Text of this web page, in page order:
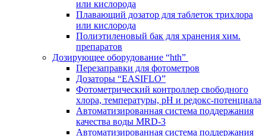
или кислорода
Плавающий дозатор для таблеток трихлора
или кислорода
Полиэтиленовый бак для хранения хим.
препаратов
Дозирующее оборудование “hth”
Перезаправки для фотометров
Дозаторы “EASIFLO”
Фотометрический контроллер свободного
хлора, температуры, рН и редокс-потенциала
Автоматизированная система поддержания
качества воды MRD-3
Автоматизированная система поддержания